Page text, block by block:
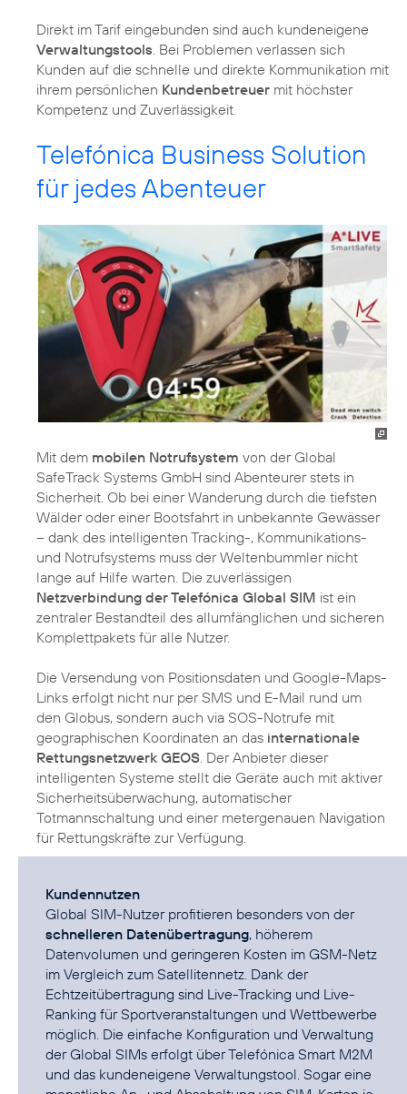
Direkt im Tarif eingebunden sind auch kundeneigene
Verwaltungstools. Bei Problemen verlassen sich
Kunden auf die schnelle und direkte Kommunikation mit
ihrem persönlichen Kundenbetreuer mit höchster
Kompetenz und Zuverlässigkeit.
Telefónica Business Solution
für jedes Abenteuer
Mit dem mobilen Notrufsystem von der Global
SafeTrack Systems GmbH sind Abenteurer stets in
Sicherheit. Ob bei einer Wanderung durch die tiefsten
Wälder oder einer Bootsfahrt in unbekannte Gewässer
– dank des intelligenten Tracking-, Kommunikations-
und Notrufsystems muss der Weltenbummler nicht
lange auf Hilfe warten. Die zuverlässigen
Netzverbindung der Telefónica Global SIM ist ein
zentraler Bestandteil des allumfänglichen und sicheren
Komplettpakets für alle Nutzer.
Die Versendung von Positionsdaten und Google-Maps-
Links erfolgt nicht nur per SMS und E-Mail rund um
den Globus, sondern auch via SOS-Notrufe mit
geographischen Koordinaten an das internationale
Rettungsnetzwerk GEOS . Der Anbieter dieser
intelligenten Systeme stellt die Geräte auch mit aktiver
Sicherheitsüberwachung, automatischer
Totmannschaltung und einer metergenauen Navigation
für Rettungskräfte zur Verfügung.
Kundennutzen
Global SIM-Nutzer profitieren besonders von der
schnelleren Datenübertragung, höherem
Datenvolumen und geringeren Kosten im GSM-Netz
im Vergleich zum Satellitennetz. Dank der
Echtzeitübertragung sind Live-Tracking und Live-
Ranking für Sportveranstaltungen und Wettbewerbe
möglich. Die einfache Konfiguration und Verwaltung
der Global SIMs erfolgt über Telefónica Smart M2M
und das kundeneigene Verwaltungstool. Sogar eine